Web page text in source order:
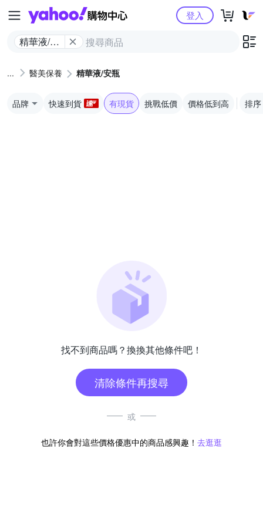
Yahoo購物中心
精華液/安
登入
醫美保養 精華液/安瓶
品牌 快速到貨 有現貨 挑戰低價 價格低到高 排序
找不到商品嗎？換換其他條件吧！
清除條件再搜尋
或
也許你會對這些價格優惠中的商品感興趣！ 去逛逛